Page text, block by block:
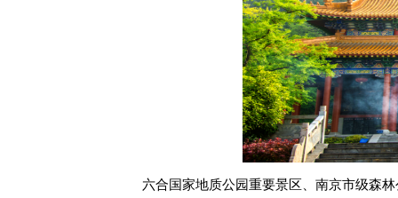
六合国家地质公园重要景区、南京市级森